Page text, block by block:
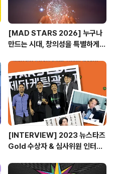
[MAD STARS 2026] 누구나
만드는 시대, 창의성을 특별하게
[INTERVIEW] 2023 뉴스타즈
Gold 수상자 & 심사위원 인터뷰